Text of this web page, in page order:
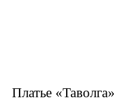
Платье «Таволга»